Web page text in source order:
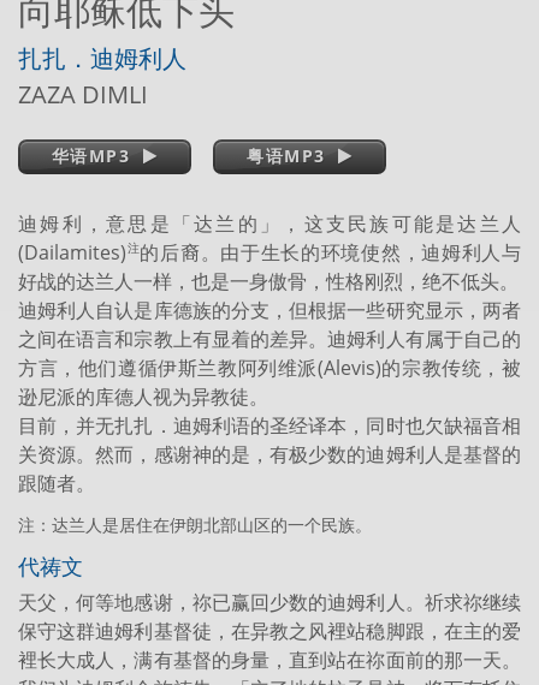
扎扎．迪姆利人
ZAZA DIMLI
华语MP3 粤语MP3
迪姆利，意思是「达兰的」，这支民族可能是达兰人
(Dailamites)注的后裔。由于生长的环境使然，迪姆利人与
好战的达兰人一样，也是一身傲骨，性格刚烈，绝不低头。
迪姆利人自认是库德族的分支，但根据一些研究显示，两者
之间在语言和宗教上有显着的差异。迪姆利人有属于自己的
方言，他们遵循伊斯兰教阿列维派(Alevis)的宗教传统，被
逊尼派的库德人视为异教徒。
目前，并无扎扎．迪姆利语的圣经译本，同时也欠缺福音相
关资源。然而，感谢神的是，有极少数的迪姆利人是基督的
跟随者。
注：达兰人是居住在伊朗北部山区的一个民族。
代祷文
天父，何等地感谢，祢已赢回少数的迪姆利人。祈求祢继续
保守这群迪姆利基督徒，在异教之风裡站稳脚跟，在主的爱
裡长大成人，满有基督的身量，直到站在祢面前的那一天。